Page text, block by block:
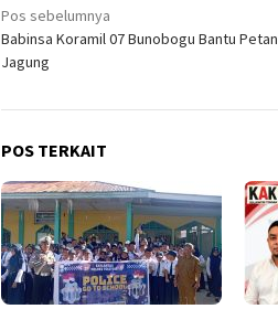
Navigasi
pos
Pos sebelumnya
Babinsa Koramil 07 Bunobogu Bantu
Jagung
POS TERKAIT